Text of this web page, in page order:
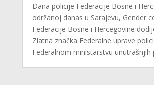
Dana policije Federacije Bosne i
održanoj danas u Sarajevu, Gender
Federacije Bosne i Hercegovine
Zlatna značka Federalne uprave
Federalnom ministarstvu unutrašnjih